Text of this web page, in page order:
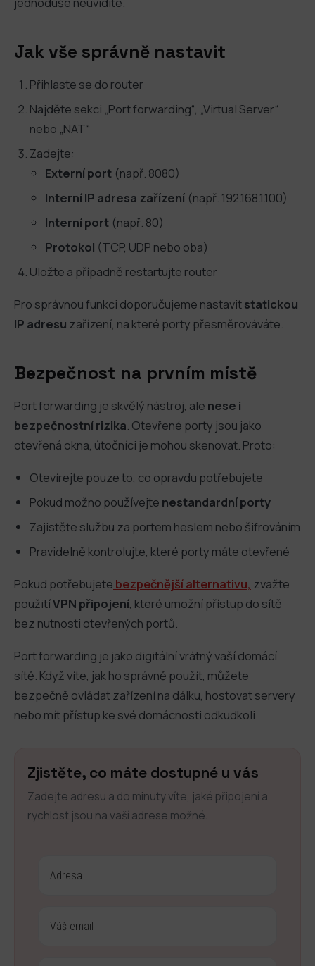
Jak vše správně nastavit
Přihlaste se do router
Najděte sekci „Port forwarding“, „Virtual Server“
nebo „NAT“
Zadejte:
Externí port (např. 8080)
Interní IP adresa zařízení (např. 192.168.1.100)
Interní port (např. 80)
Protokol (TCP, UDP nebo oba)
Uložte a případně restartujte router
Pro správnou funkci doporučujeme nastavitstatickou
IP adresu zařízení, na které porty přesměrováváte.
Bezpečnost na prvním místě
Port forwarding je skvělý nástroj, ale nese i
bezpečnostní rizika . Otevřené porty jsou jako
otevřená okna, útočníci je mohou skenovat. Proto:
Otevírejte pouze to, co opravdu potřebujete
Pokud možno používejte nestandardní porty
Zajistěte službu za portem heslem nebo šifrováním
Pravidelně kontrolujte, které porty máte otevřené
Pokud potřebujete bezpečnější alternativu, zvažte
použitíVPN připojení , které umožní přístup do sítě
bez nutnosti otevřených portů.
Port forwarding je jako digitální vrátný vaší domácí
sítě. Když víte, jak ho správně použít, můžete
bezpečně ovládat zařízení na dálku, hostovat servery
nebo mít přístup ke své domácnosti odkudkoli
Zjistěte, co máte dostupné u vás
Zadejte adresu a do minuty víte, jaké připojení a
rychlost jsou na vaší adrese možné.